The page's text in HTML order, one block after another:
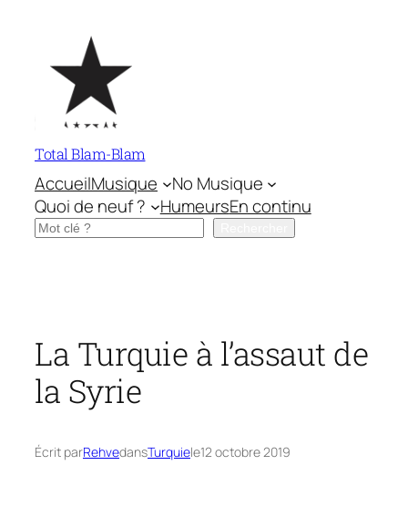
contenu
Total Blam-Blam
AccueilMusique
No Musique
Quoi de neuf ?
HumeursEn continu
Rechercher
La Turquie à l’assaut de
la Syrie
Écrit parRehvedansTurquiele12 octobre 2019